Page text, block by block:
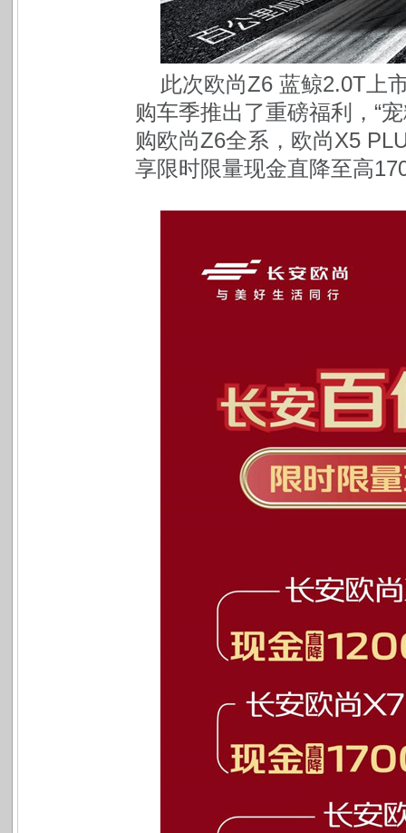
此次欧尚Z6 蓝鲸2.0T上
购车季推出了重磅福利，“
购欧尚Z6全系，欧尚X5
享限时限量现金直降至高